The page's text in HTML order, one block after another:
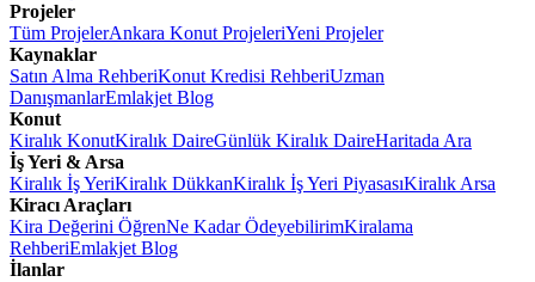
Projeler
Tüm ProjelerAnkara Konut ProjeleriYeni Projeler
Kaynaklar
Satın Alma RehberiKonut Kredisi RehberiUzman
DanışmanlarEmlakjet Blog
Konut
Kiralık KonutKiralık DaireGünlük Kiralık DaireHaritada Ara
İş Yeri & Arsa
Kiralık İş YeriKiralık DükkanKiralık İş Yeri PiyasasıKiralık Arsa
Kiracı Araçları
Kira Değerini ÖğrenNe Kadar ÖdeyebilirimKiralama
RehberiEmlakjet Blog
İlanlar